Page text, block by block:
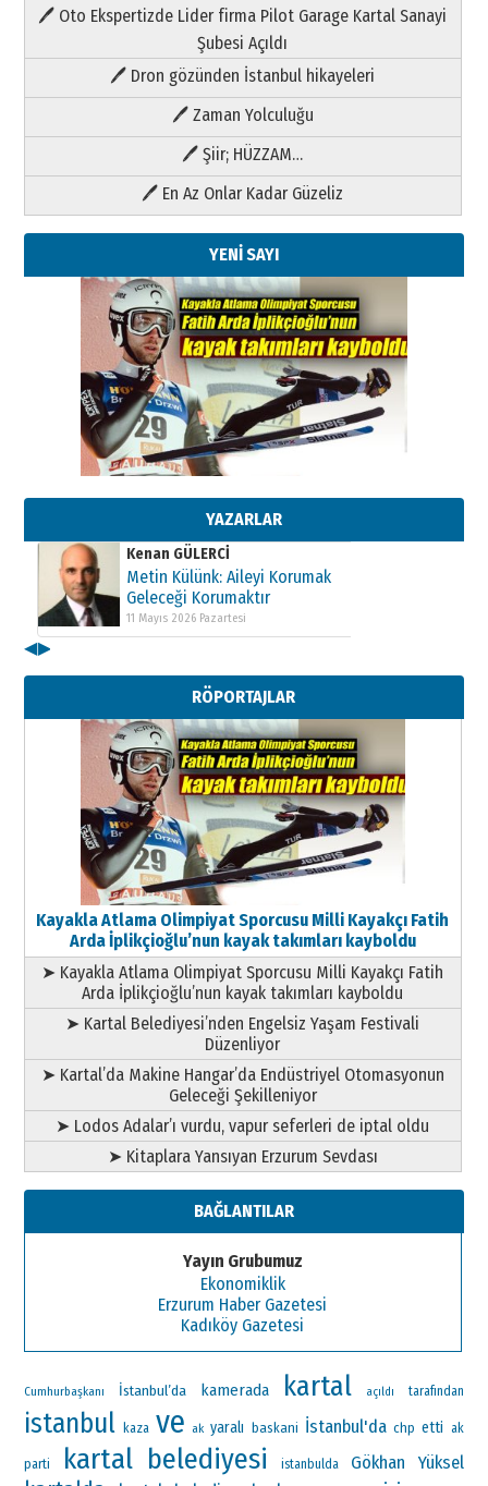
🖊 Oto Ekspertizde Lider firma Pilot Garage Kartal Sanayi
Şubesi Açıldı
🖊 Dron gözünden İstanbul hikayeleri
🖊 Zaman Yolculuğu
🖊 Şiir; HÜZZAM…
🖊 En Az Onlar Kadar Güzeliz
YENİ SAYI
YAZARLAR
Kenan GÜLERCİ
Metin Külünk: Aileyi Korumak
Geleceği Korumaktır
11 Mayıs 2026 Pazartesi
Kenan GÜLERCİ
Metin Külünk: Aileyi Korumak
Geleceği Korumaktır
11 Mayıs 2026 Pazartesi
Metin Külünk: Aileyi Korumak
Geleceği Korumaktır
11 Mayıs 2026 Pazartesi
◀▶
RÖPORTAJLAR
Kayakla Atlama Olimpiyat Sporcusu Milli Kayakçı Fatih
Arda İplikçioğlu’nun kayak takımları kayboldu
➤ Kayakla Atlama Olimpiyat Sporcusu Milli Kayakçı Fatih
Arda İplikçioğlu’nun kayak takımları kayboldu
➤ Kartal Belediyesi’nden Engelsiz Yaşam Festivali
Düzenliyor
➤ Kartal’da Makine Hangar’da Endüstriyel Otomasyonun
Geleceği Şekilleniyor
➤ Lodos Adalar’ı vurdu, vapur seferleri de iptal oldu
➤ Kitaplara Yansıyan Erzurum Sevdası
BAĞLANTILAR
Yayın Grubumuz
Ekonomiklik
Erzurum Haber Gazetesi
Kadıköy Gazetesi
Cumhurbaşkanı İstanbul’da kamerada kartal açıldı tarafından
istanbul kaza ve ak yaralı baskani İstanbul'da chp etti ak
parti kartal belediyesi istanbulda Gökhan Yüksel